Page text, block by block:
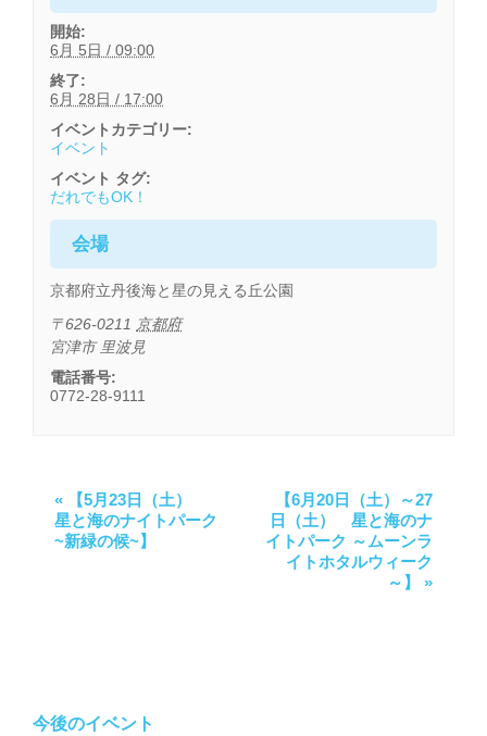
開始:
6月 5日 / 09:00
終了:
6月 28日 / 17:00
イベントカテゴリー:
イベント
イベント タグ:
だれでもOK！
会場
京都府立丹後海と星の見える丘公園
〒626-0211 京都府
宮津市 里波見
電話番号:
0772-28-9111
« 【5月23日（土）
星と海のナイトパーク
~新緑の候~】
【6月20日（土）～27
日（土） 星と海のナ
イトパーク ～ムーンラ
イトホタルウィーク
～】 »
今後のイベント